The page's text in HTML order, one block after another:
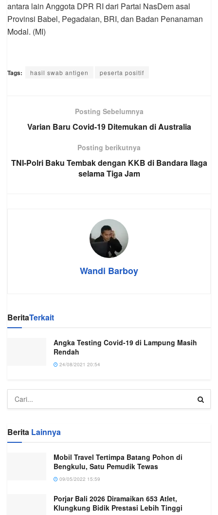
antara lain Anggota DPR RI dari Partai NasDem asal
Provinsi Babel, Pegadaian, BRI, dan Badan Penanaman
Modal. (MI)
Tags: hasil swab antigen peserta positif
Posting Sebelumnya
Varian Baru Covid-19 Ditemukan di Australia
Posting berikutnya
TNI-Polri Baku Tembak dengan KKB di Bandara Ilaga
selama Tiga Jam
Wandi Barboy
BeritaTerkait
Angka Testing Covid-19 di Lampung Masih
Rendah
24/08/2021 20:54
Berita Lainnya
Mobil Travel Tertimpa Batang Pohon di
Bengkulu, Satu Pemudik Tewas
09/05/2022 15:59
Porjar Bali 2026 Diramaikan 653 Atlet,
Klungkung Bidik Prestasi Lebih Tinggi